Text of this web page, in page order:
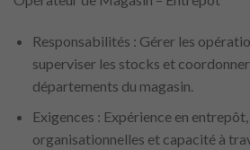
Responsabilités : Gérer les
superviser les stocks et
départements du magasin.
Exigences : Expérience en
organisationnelles et capacité à